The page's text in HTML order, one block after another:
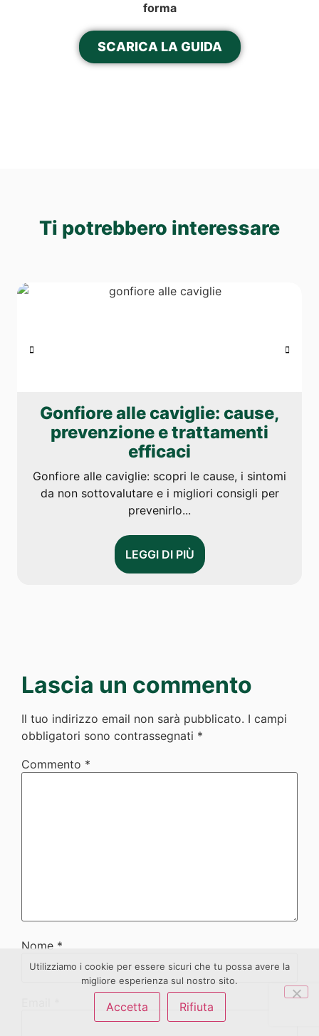
forma
SCARICA LA GUIDA
Ti potrebbero interessare
Gonfiore alle caviglie: cause,
prevenzione e trattamenti
efficaci
Gonfiore alle caviglie: scopri le cause, i sintomi
da non sottovalutare e i migliori consigli per
prevenirlo...
LEGGI DI PIÙ
Lascia un commento
Il tuo indirizzo email non sarà pubblicato. I campi
obbligatori sono contrassegnati *
Commento *
Nome *
Utilizziamo i cookie per essere sicuri che tu possa avere la
migliore esperienza sul nostro sito.
Accetta Rifiuta